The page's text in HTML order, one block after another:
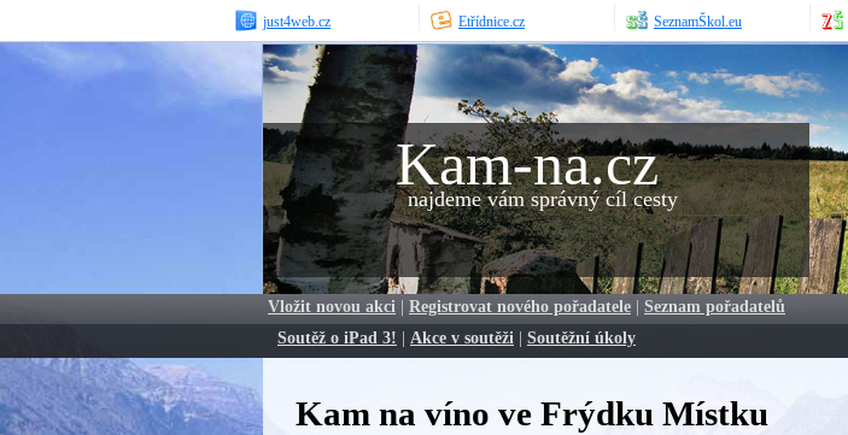
just4web.cz Etřídnice.cz SeznamŠkol.eu
Kam-na.cz
najdeme vám správný cíl cesty
Vložit novou akci | Registrovat nového pořadatele | Seznam pořadatelů
Soutěž o iPad 3! | Akce v soutěži | Soutěžní úkoly
Kam na víno ve Frýdku Místku